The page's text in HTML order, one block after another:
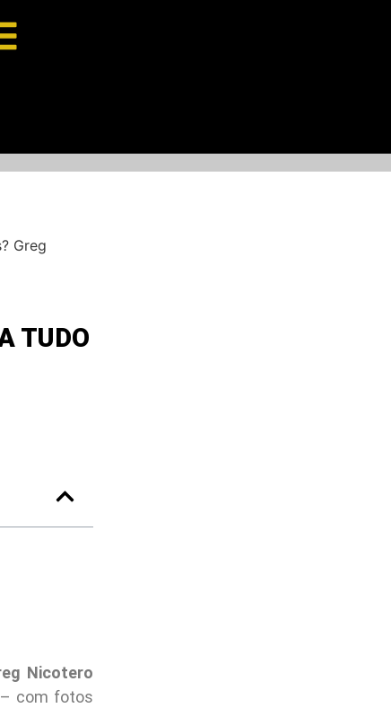
Greg
TUDO
Nicotero
com fotos